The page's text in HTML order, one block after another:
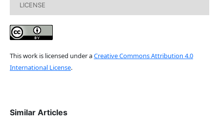
LICENSE
This work is licensed under aCreative Commons Attribution 4.0
International License.
Similar Articles